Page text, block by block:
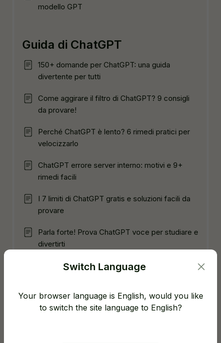
modello GPT
Guida di ChatGPT
150+ domande per ChatGPT: una guida
divertente per tutti
Come aggirare il filtro di ChatGPT? 9 consigli
da provare!
Perché ChatGPT è lento? 6 rimedi pratici per
velocizzarlo
ChatGPT errore server interno: motivi e 9+
rimedi facili
I 7 limiti di ChatGPT gratis e soluzioni facili da
provare
Parla forte! Prova ChatGPT voce per studiare e
divertirti
130+ Esempi ChatGPT: migliora lavoro &
Switch Language
Your browser language is English, would you like
to switch the site language to English?